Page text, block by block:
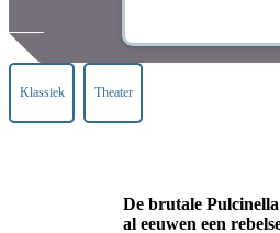
Klassiek Theater
De brutale
al eeuwen een